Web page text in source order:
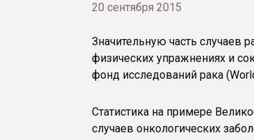
20 сентября 2015
Значительную часть случаев
физических упражнениях и
фонд исследований рака
Статистика на примере
случаев онкологических